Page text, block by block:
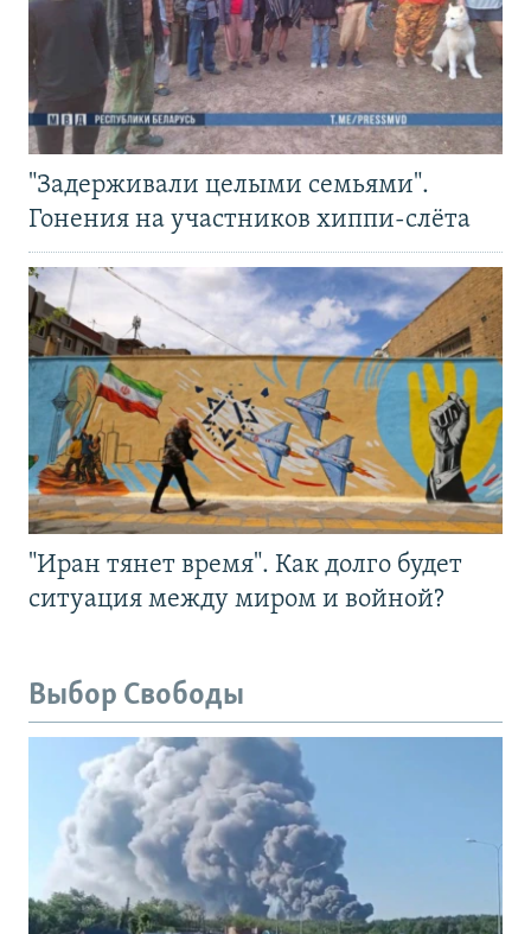
"Задерживали целыми семьями".
Гонения на участников хиппи-слёта
"Иран тянет время". Как долго будет
ситуация между миром и войной?
Выбор Свободы